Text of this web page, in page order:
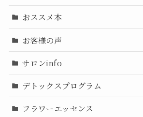
おススメ本
お客様の声
サロンinfo
デトックスプログラム
フラワーエッセンス